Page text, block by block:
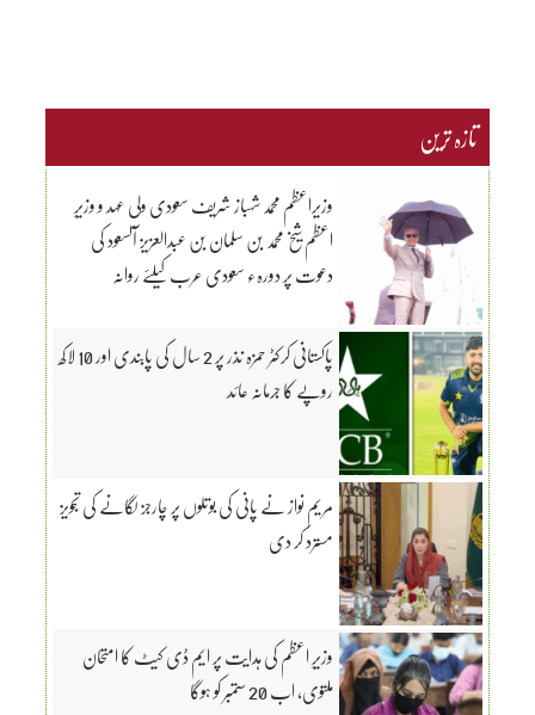
تازہ ترین
وزیراعظم محمد شہباز شریف سعودی ولی عہد و وزیرِ
اعظم شیخ محمد بن سلمان بن عبدالعزیز آلسعود کی
دعوت پر دورہء سعودی عرب کیلئے روانہ
پاکستانی کرکٹر حمزہ نذر پر 2 سال کی پابندی اور 10 لاکھ
روپے کا جرمانہ عائد
مریم نواز نے پانی کی بوتلوں پر چارجز لگانے کی تجویز
مسترد کر دی
وزیرِ اعظم کی ہدایت پر ایم ڈی کیٹ کا امتحان
ملتوی، اب 20 ستمبر کو ہوگا